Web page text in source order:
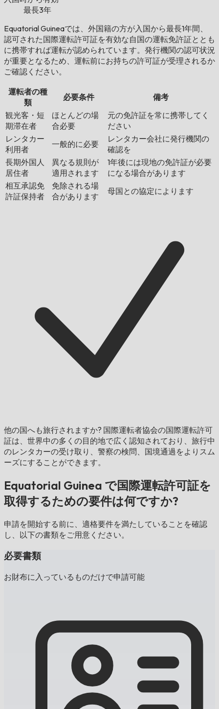
最長3年
Equatorial Guineaでは、外国籍の方が入国から最長1年間、
認可された国際運転許可証を有効な自国の運転免許証ととも
に携帯すれば運転が認められています。発行機関の認可状況
が重要となるため、運転前にお持ちの許可証が受理されるか
ご確認ください。
運転者の種
類
必要条件
備考
観光客・短
期滞在者
ほとんどの場
合必要
元の免許証を常に携帯してく
ださい
レンタカー
利用者
一般的に必要
レンタカー会社に発行機関の
確認を
長期外国人
居住者
異なる規則が
適用されます
1年後には現地の免許証が必要
になる場合があります
相互承認免
許証保持者
免除される場
合があります
母国との協定によります
他の国へも旅行されますか? 国際運転者協会の国際運転許可
証は、世界中の多くの目的地で広く認知されており、旅行中
のレンタカーの受け取り、警察の検問、国境通過をよりスム
ーズにすることができます。
Equatorial Guinea で国際運転許可証を
取得するための要件は何ですか?
申請を開始する前に、適格要件を満たしていることを確認
し、以下の書類をご用意ください。
必要書類
お財布に入っているものだけで申請可能